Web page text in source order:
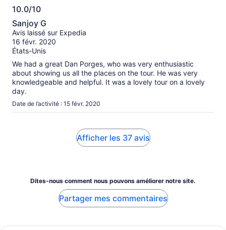
10.0/10
10.0
sur
10
Sanjoy G
Avis laissé sur Expedia
16 févr. 2020
États-Unis
We had a great Dan Porges, who was very enthusiastic
about showing us all the places on the tour. He was very
knowledgeable and helpful. It was a lovely tour on a lovely
day.
Date de l’activité : 15 févr. 2020
Afficher les 37 avis
Dites-nous comment nous pouvons améliorer notre site.
Partager mes commentaires